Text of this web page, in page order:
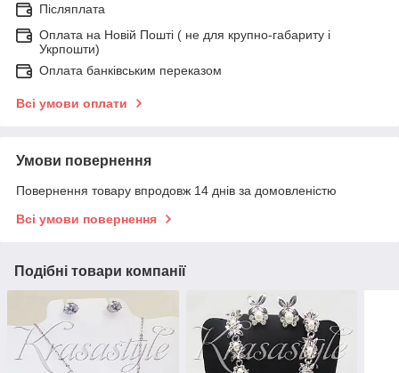
Післяплата
Оплата на Новій Пошті ( не для крупно-габариту і
Укрпошти)
Оплата банківським переказом
Всі умови оплати
Умови повернення
Повернення товару впродовж 14 днів за домовленістю
Всі умови повернення
Подібні товари компанії